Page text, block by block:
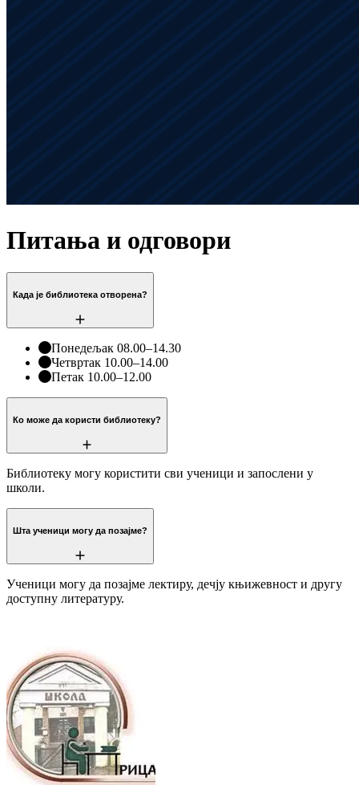
Питања и одговори
Када је библиотека отворена?
Понедељак 08.00–14.30
Четвртак 10.00–14.00
Петак 10.00–12.00
Ко може да користи библиотеку?
Библиотеку могу користити сви ученици и запослени у
школи.
Шта ученици могу да позајме?
Ученици могу да позајме лектиру, дечју књижевност и другу
доступну литературу.